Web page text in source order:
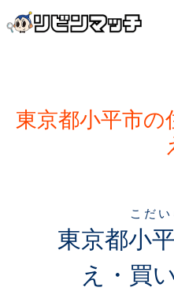
東京都小平市
東京都小
こだい
え・買